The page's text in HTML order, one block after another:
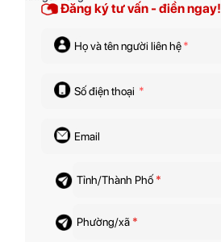
Đăng ký tư vấn - điền ngay!
Họ và tên người liên hệ*
Số điện thoại *
Email
Tỉnh/Thành Phố *
Phường/xã *